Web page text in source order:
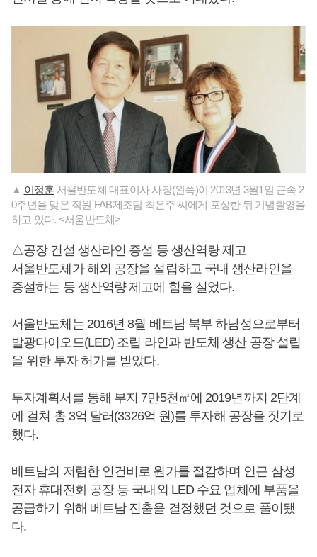
▲ 이정훈 서울반도체 대표이사 사장(왼쪽)이 2013년 3월1일 근속 2
0주년을 맞은 직원 FAB제조팀 최은주 씨에게 포상한 뒤 기념촬영을
하고 있다. <서울반도체>
△공장 건설 생산라인 증설 등 생산역량 제고
서울반도체가 해외 공장을 설립하고 국내 생산라인을
증설하는 등 생산역량 제고에 힘을 실었다.
서울반도체는 2016년 8월 베트남 북부 하남성으로부터
발광다이오드(LED) 조립 라인과 반도체 생산 공장 설립
을 위한 투자 허가를 받았다.
투자계획서를 통해 부지 7만5천㎡에 2019년까지 2단계
에 걸쳐 총 3억 달러(3326억 원)를 투자해 공장을 짓기로
했다.
베트남의 저렴한 인건비로 원가를 절감하며 인근 삼성
전자 휴대전화 공장 등 국내외 LED 수요 업체에 부품을
공급하기 위해 베트남 진출을 결정했던 것으로 풀이됐
다.